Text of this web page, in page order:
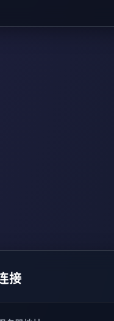
接